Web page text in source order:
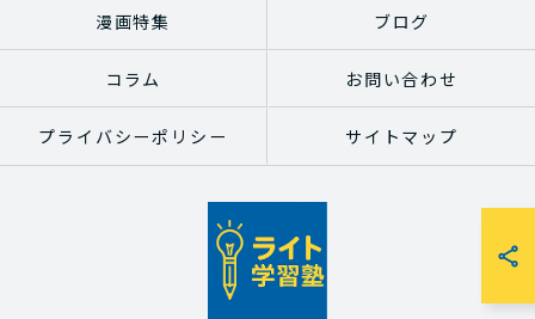
漫画特集 ブログ
コラム お問い合わせ
プライバシーポリシー サイトマップ